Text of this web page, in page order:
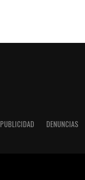
PUBLICIDAD DENUNCIAS